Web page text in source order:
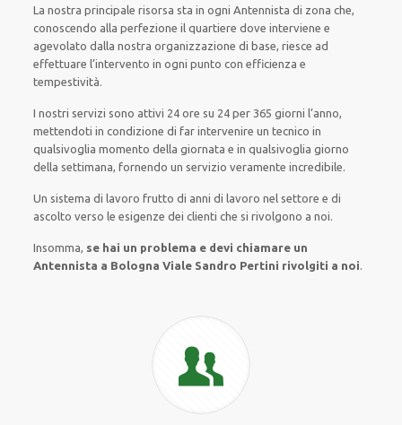
La nostra principale risorsa sta in ogni Antennista di zona che,
conoscendo alla perfezione il quartiere dove interviene e
agevolato dalla nostra organizzazione di base, riesce ad
effettuare l’intervento in ogni punto con efficienza e
tempestività.
I nostri servizi sono attivi 24 ore su 24per 365 giorni l’anno,
mettendoti in condizione di farintervenire untecnico in
qualsivoglia momento della giornata e inqualsivoglia giorno
della settimana, fornendo un servizioveramente incredibile.
Un sistema di lavoro frutto di anni di lavoro nel settore e di
ascolto verso le esigenzedei clienti che si rivolgono a noi.
Insomma, se hai un problema e devi chiamare un
Antennista a Bologna Viale Sandro Pertini rivolgiti a noi.